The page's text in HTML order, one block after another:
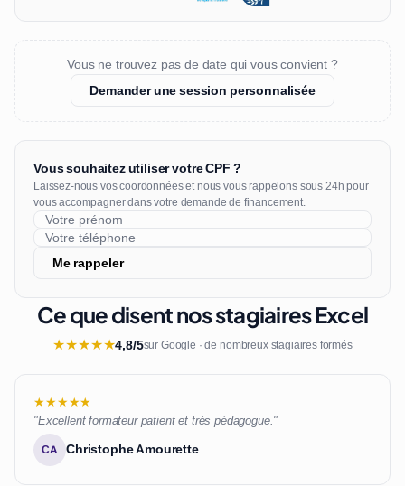
Vous ne trouvez pas de date qui vous convient ?
Demander une session personnalisée
Vous souhaitez utiliser votre CPF ?
Laissez-nous vos coordonnées et nous vous rappelons sous 24h pour
vous accompagner dans votre demande de financement.
Me rappeler
Ce que disent nos stagiaires Excel
★★★★★4,8/5sur Google · de nombreux stagiaires formés
★★★★★
"Excellent formateur patient et très pédagogue."
CA Christophe Amourette